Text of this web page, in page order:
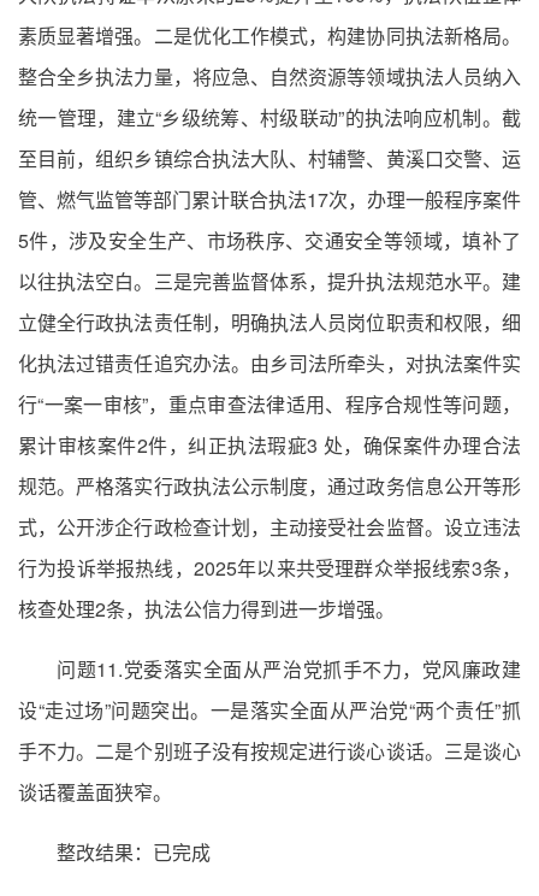
素质显著增强。二是优化工作模式，构建协同执法新格局。
整合全乡执法力量，将应急、自然资源等领域执法人员纳入
统一管理，建立“乡级统筹、村级联动”的执法响应机制。截
至目前，组织乡镇综合执法大队、村辅警、黄溪口交警、运
管、燃气监管等部门累计联合执法17次，办理一般程序案件
5件，涉及安全生产、市场秩序、交通安全等领域，填补了
以往执法空白。三是完善监督体系，提升执法规范水平。建
立健全行政执法责任制，明确执法人员岗位职责和权限，细
化执法过错责任追究办法。由乡司法所牵头，对执法案件实
行“一案一审核”，重点审查法律适用、程序合规性等问题，
累计审核案件2件，纠正执法瑕疵3 处，确保案件办理合法
规范。严格落实行政执法公示制度，通过政务信息公开等形
式，公开涉企行政检查计划，主动接受社会监督。设立违法
行为投诉举报热线，2025年以来共受理群众举报线索3条，
核查处理2条，执法公信力得到进一步增强。
问题11.党委落实全面从严治党抓手不力，党风廉政建
设“走过场”问题突出。一是落实全面从严治党“两个责任”抓
手不力。二是个别班子没有按规定进行谈心谈话。三是谈心
谈话覆盖面狭窄。
整改结果：已完成